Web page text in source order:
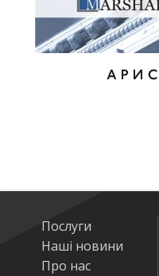
Послуги
Наші новини
Про нас